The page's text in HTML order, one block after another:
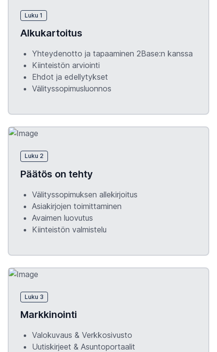
Luku 1
Alkukartoitus
Yhteydenotto ja tapaaminen 2Base:n kanssa
Kiinteistön arviointi
Ehdot ja edellytykset
Välityssopimusluonnos
Luku 2
Päätös on tehty
Välityssopimuksen allekirjoitus
Asiakirjojen toimittaminen
Avaimen luovutus
Kiinteistön valmistelu
Luku 3
Markkinointi
Valokuvaus & Verkkosivusto
Uutiskirjeet & Asuntoportaalit